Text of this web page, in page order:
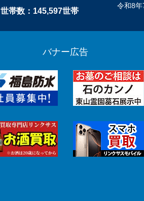
世帯数： 145,597世帯
令和8
バナー広告